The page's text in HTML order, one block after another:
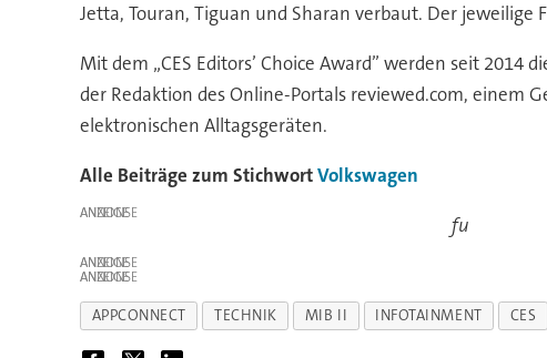
Jetta, Touran, Tiguan und Sharan verbaut. Der
Mit dem „CES Editors’ Choice Award” werden seit
der Redaktion des Online-Portals reviewed.com, einem
elektronischen Alltagsgeräten.
Alle Beiträge zum StichwortVolkswagen
ANZEIGE fu
ANZEIGE
ANZEIGE
APPCONNECT TECHNIK MIB II INFOTAINMENT CES